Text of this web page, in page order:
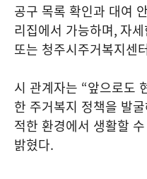
공구 목록 확인과 대여
리집에서 가능하며,자
또는 청주시주거복지센
시 관계자는 “앞으로도
한 주거복지 정책을 발
적한 환경에서 생활할
밝혔다.